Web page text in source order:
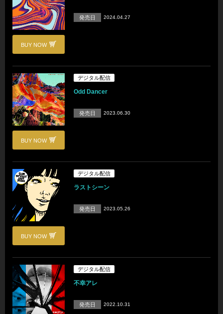
BUY NOW
発売日 2024.04.27
BUY NOW
デジタル配信
Odd Dancer
発売日 2023.06.30
BUY NOW
デジタル配信
ラストシーン
発売日 2023.05.26
デジタル配信
不幸アレ
発売日 2022.10.31